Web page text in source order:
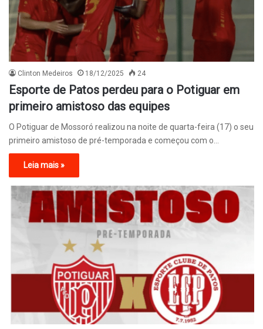
Clinton Medeiros 18/12/2025 24
Esporte de Patos perdeu para o Potiguar em
primeiro amistoso das equipes
O Potiguar de Mossoró realizou na noite de quarta-feira (17) o seu
primeiro amistoso de pré-temporada e começou com o…
Leia mais »